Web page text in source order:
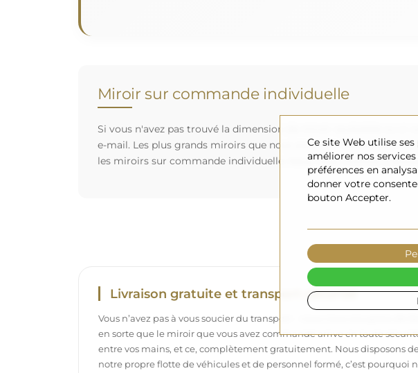
Miroir sur commande individuelle
Si vous n'avez pas trouvé la dimension de miroir souhaitée ou si
e-mail. Les plus grands miroirs que nous pouvons réaliser sont de
les miroirs sur commande individuelle. Nous vous invitons à
Livraison gratuite et transport sécurisé
Vous n’avez pas à vous soucier du transport – nous nous occupons de
en sorte que le miroir que vous avez commandé arrive en toute
entre vos mains, et ce, complètement gratuitement. Nous disposons
notre propre flotte de véhicules et de personnel formé, c’est pourquoi
Ce site Web utilise
améliorer nos
préférences en
donner votre
bouton Accepter.